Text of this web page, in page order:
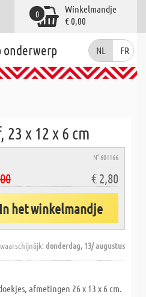
Winkelmandje
€ 0,00
0
onderwerp NL FR
x 12 x 6 cm
N° 601166
€ 2,80
In het winkelmandje
donderdag, 13/ augustus
afmetingen 26 x 13 x 6 cm.